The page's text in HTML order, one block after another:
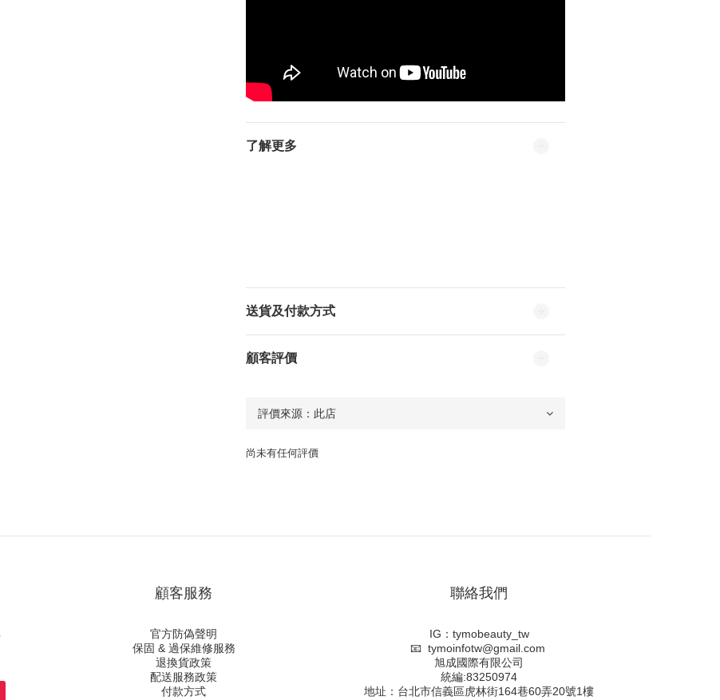
了解更多
送貨及付款方式
顧客評價
尚未有任何評價
顧客服務
官方防偽聲明
保固 & 過保維修服務
退換貨政策
配送服務政策
付款方式
聯絡我們
IG：tymobeauty_tw
📧 tymoinfotw@gmail.com
旭成國際有限公司
統編:83250974
地址：台北市信義區虎林街164巷60弄20號1樓